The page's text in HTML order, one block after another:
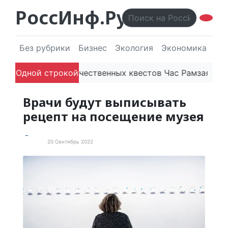
РоссИнф.Ру
Без рубрики Бизнес Экология Экономика
Одной строкой
Платформа отечественных квестов Час Рамзая
Врачи будут выписывать
рецепт на посещение музея
20 Сентябрь 2022